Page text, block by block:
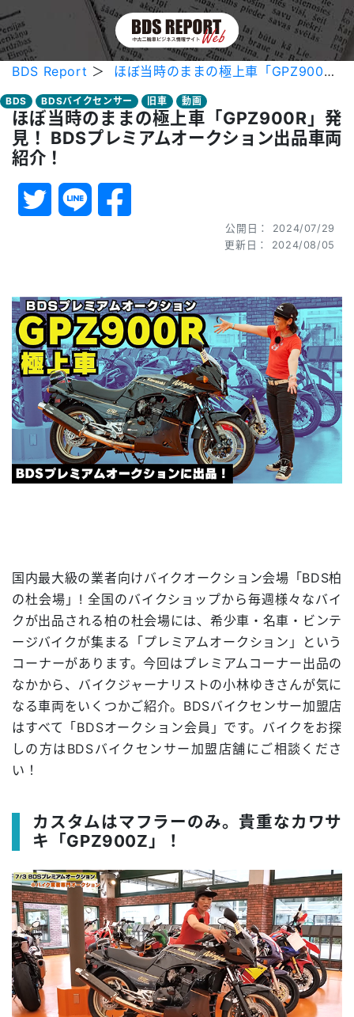
BDS Report ＞ ほぼ当時のままの極上車「GPZ900R」発見！ BDSプレミアムオークション出品車両紹介！
BDS BDSバイクセンサー 旧車 動画
ほぼ当時のままの極上車「GPZ900R」発
見！ BDSプレミアムオークション出品車両
紹介！
公開日： 2024/07/29
更新日： 2024/08/05
国内最大級の業者向けバイクオークション会場「BDS柏
の杜会場」! 全国のバイクショップから毎週様々なバイ
クが出品される柏の杜会場には、希少車・名車・ビンテ
ージバイクが集まる「プレミアムオークション」という
コーナーがあります。今回はプレミアムコーナー出品の
なかから、バイクジャーナリストの小林ゆきさんが気に
なる車両をいくつかご紹介。BDSバイクセンサー加盟店
はすべて「BDSオークション会員」です。バイクをお探
しの方はBDSバイクセンサー加盟店舗にご相談くださ
い！
カスタムはマフラーのみ。貴重なカワサ
キ「GPZ900Z」！